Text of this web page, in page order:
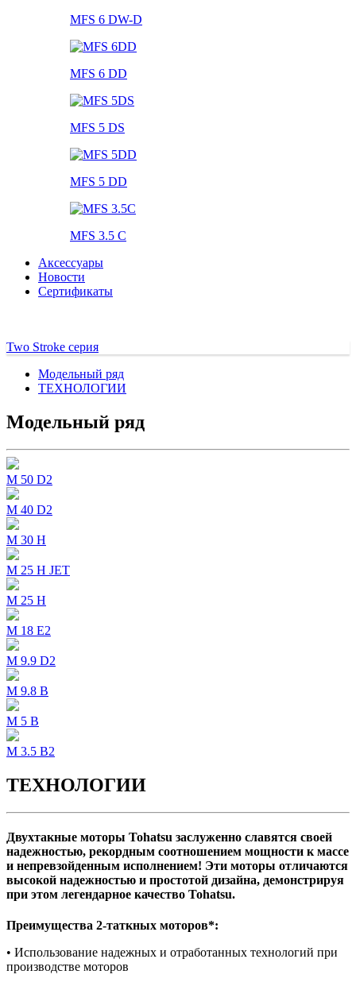
MFS 6 DW-D
MFS 6 DD
MFS 5 DS
MFS 5 DD
MFS 3.5 C
Аксессуары
Новости
Сертификаты
Two Stroke серия
Модельный ряд
ТЕХНОЛОГИИ
Модельный ряд
M 50 D2
M 40 D2
M 30 H
M 25 H JET
M 25 H
M 18 E2
M 9.9 D2
M 9.8 B
M 5 B
M 3.5 B2
ТЕХНОЛОГИИ
Двухтакные моторы Tohatsu заслуженно славятся своей
надежностью, рекордным соотношением мощности к массе
и непревзойденным исполнением! Эти моторы отличаются
высокой надежностью и простотой дизайна, демонстрируя
при этом легендарное качество Tohatsu.
Преимущества 2-таткных моторов*:
• Использование надежных и отработанных технологий при
производстве моторов